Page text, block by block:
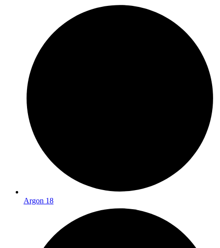
Argon 18